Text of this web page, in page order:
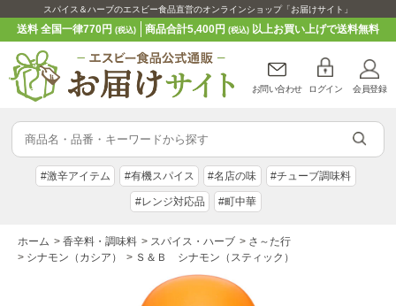
スパイス＆ハーブのエスビー食品直営のオンラインショップ「お届けサイト」
送料 全国一律770円(税込) 商品合計5,400円 (税込)以上お買い上げで送料無料
お問い合わせ ログイン 会員登録
#激辛アイテム #有機スパイス #名店の味 #チューブ調味料
#レンジ対応品 #町中華
ホーム > 香辛料・調味料 > スパイス・ハーブ > さ～た行
> シナモン（カシア） > Ｓ＆Ｂ シナモン（スティック）